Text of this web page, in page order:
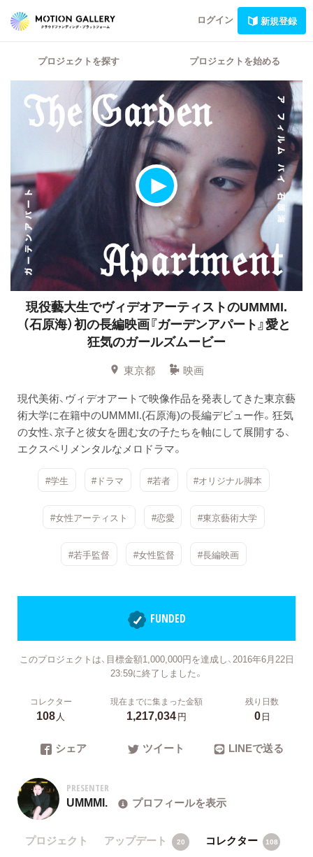
ログイン 新規登録
プロジェクトを探す プロジェクトを始める
現役藝大生でヴィデオアーティストのUMMMI.
（石原海）初の長編映画『ガーデンアパート』愛と
狂気のガールズムービー
東京都
映画
現代美術、ヴィデオアートで映像作品を発表してきた東京藝
術大学に在籍中のUMMMI.(石原海)の長編デビュー作。狂気
の女性、京子と彼女を囲む女の子たちを軸にして展開する、
エクスペリメンタルなメロドラマ。
#学生 #ドラマ #若者 #オリジナル脚本
#女性アーティスト #恋愛 #東京藝術大学
#若手監督 #女性監督 #長編映画
FUNDED
このプロジェクトは、目標金額1,000,000円を達成し、2016年6月22日
23:59に終了しました。
コレクター
108人
現在までに集まった金額
1,217,034円
残り日数
0日
シェア ツイート LINEで送る
PRESENTER
UMMMI. プロフィールを表示
プロジェクト アップデート 20 コレクター 108